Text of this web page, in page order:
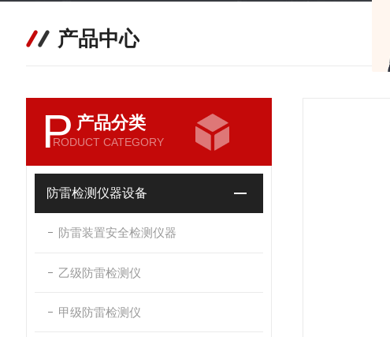
产品中心
P 产品分类
RODUCT CATEGORY
防雷检测仪器设备
防雷装置安全检测仪器
乙级防雷检测仪
甲级防雷检测仪